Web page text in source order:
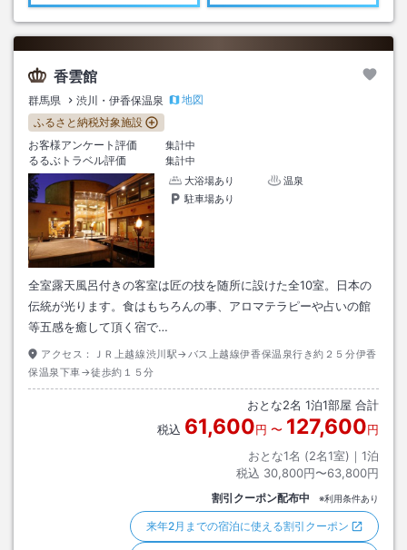
香雲館
群馬県 渋川・伊香保温泉
地図
ふるさと納税対象施設
お客様アンケート評価
集計中
るるぶトラベル評価
集計中
大浴場あり
温泉
駐車場あり
全室露天風呂付きの客室は匠の技を随所に設けた全10室。日本の
伝統が光ります。食はもちろんの事、アロマテラピーや占いの館
等五感を癒して頂く宿で…
アクセス：
ＪＲ上越線渋川駅→バス上越線伊香保温泉行き約２５分伊香
保温泉下車→徒歩約１５分
おとな2名 1泊1部屋 合計
税込 61,600円 〜 127,600円
おとな1名 (2名1室)｜ 1泊
税込 30,800円〜63,800円
割引クーポン配布中 ※利用条件あり
来年2月までの宿泊に使える割引クーポン